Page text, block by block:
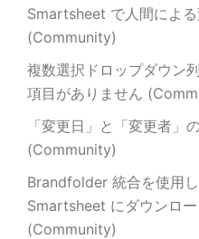
Smartsheet で人間によ
(Community)
複数選択ドロップダウン
項目がありません
「変更日」と「変更者」
(Community)
Brandfolder 統合を使用
Smartsheet にダウンロ
(Community)